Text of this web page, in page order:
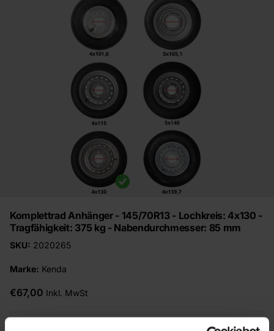
Komplettrad Anhänger - 145/70R13 - Lochkreis: 4x130 -
Tragfähigkeit: 375 kg - Nabendurchmesser: 85 mm
SKU: 2020265
Marke: Kenda
€67,00 Inkl. MwSt